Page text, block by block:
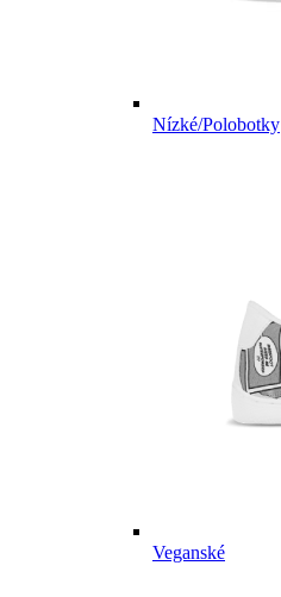
Nízké/Polobotky
Veganské